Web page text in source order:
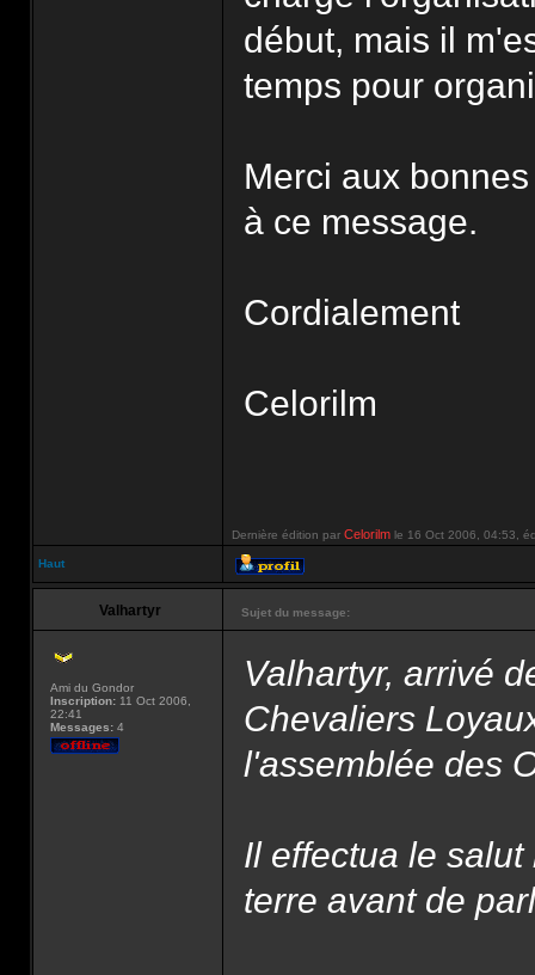
début, mais il
temps pour
Merci aux
à ce message.
Cordialement
Celorilm
Dernière édition par Celorilm le 16 Oct 2006, 04:53,
Haut
Valhartyr Sujet du message:
Ami du Gondor
Inscription: 11 Oct 2006,
22:41
Messages: 4
Valhartyr, arrivé
Chevaliers
l'assemblée des
Il effectua le
terre avant de